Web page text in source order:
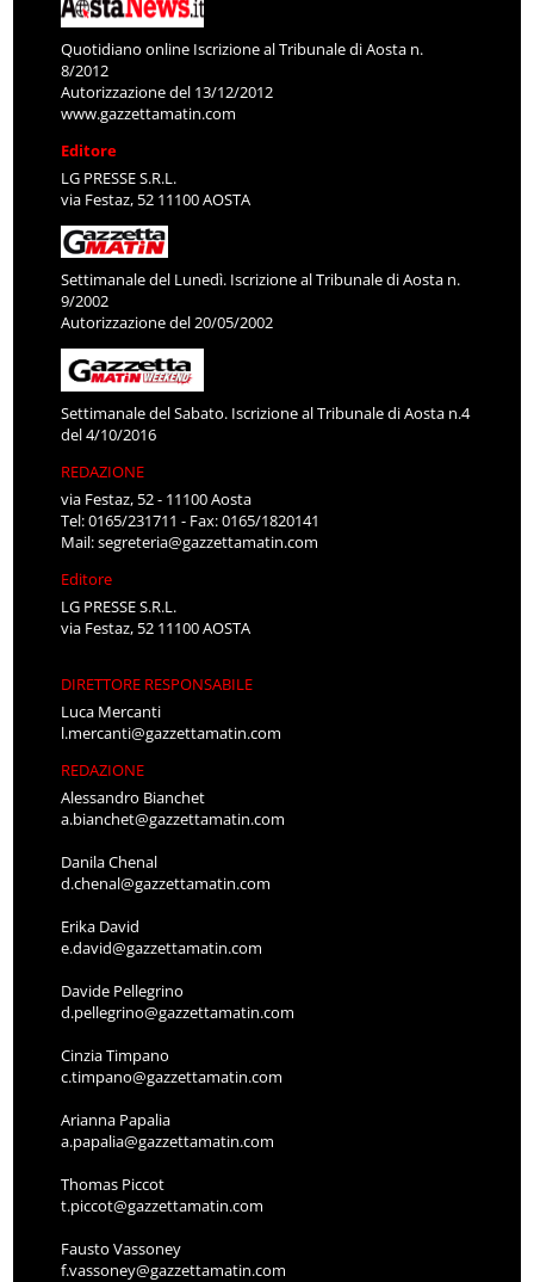
Quotidiano online Iscrizione al Tribunale di Aosta n.
8/2012
Autorizzazione del 13/12/2012
www.gazzettamatin.com
Editore
LG PRESSE S.R.L.
via Festaz, 52 11100 AOSTA
Settimanale del Lunedì. Iscrizione al Tribunale di Aosta n.
9/2002
Autorizzazione del 20/05/2002
Settimanale del Sabato. Iscrizione al Tribunale di Aosta n.4
del 4/10/2016
REDAZIONE
via Festaz, 52 - 11100 Aosta
Tel: 0165/231711 - Fax: 0165/1820141
Mail:segreteria@gazzettamatin.com
Editore
LG PRESSE S.R.L.
via Festaz, 52 11100 AOSTA
DIRETTORE RESPONSABILE
Luca Mercanti
l.mercanti@gazzettamatin.com
REDAZIONE
Alessandro Bianchet
a.bianchet@gazzettamatin.com
Danila Chenal
d.chenal@gazzettamatin.com
Erika David
e.david@gazzettamatin.com
Davide Pellegrino
d.pellegrino@gazzettamatin.com
Cinzia Timpano
c.timpano@gazzettamatin.com
Arianna Papalia
a.papalia@gazzettamatin.com
Thomas Piccot
t.piccot@gazzettamatin.com
Fausto Vassoney
f.vassoney@gazzettamatin.com